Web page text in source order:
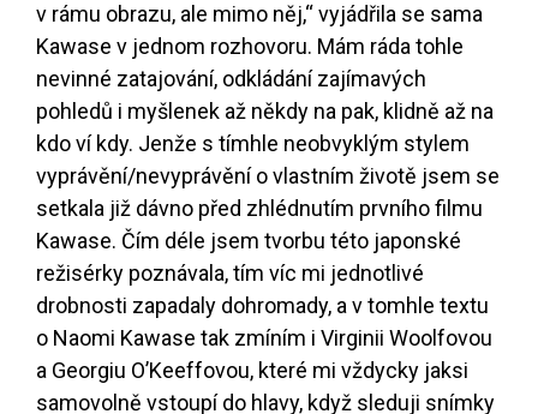
v rámu obrazu, ale mimo něj,“ vyjádřila se sama
Kawase v jednom rozhovoru. Mám ráda tohle
nevinné zatajování, odkládání zajímavých
pohledů i myšlenek až někdy na pak, klidně až na
kdo ví kdy. Jenže s tímhle neobvyklým stylem
vyprávění/nevyprávění o vlastním životě jsem se
setkala již dávno před zhlédnutím prvního filmu
Kawase. Čím déle jsem tvorbu této japonské
režisérky poznávala, tím víc mi jednotlivé
drobnosti zapadaly dohromady, a v tomhle textu
o Naomi Kawase tak zmíním i Virginii Woolfovou
a Georgiu O’Keeffovou, které mi vždycky jaksi
samovolně vstoupí do hlavy, když sleduji snímky